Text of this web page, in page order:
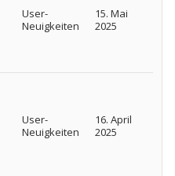
User-
Neuigkeiten
15. Mai
2025
User-
Neuigkeiten
16. April
2025